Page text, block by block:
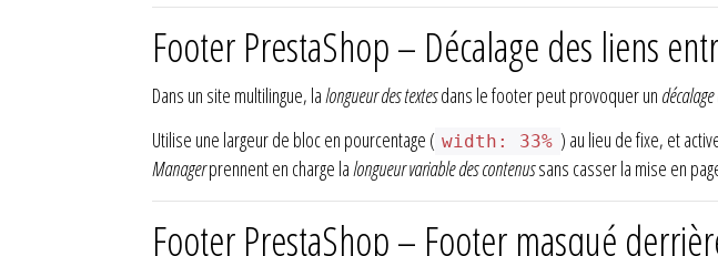
Footer PrestaShop – Décalage des liens
Dans un site multilingue, lalongueur des textesdans le footer peut provoquer un
Utilise une largeur de bloc en pourcentage ( width: 33% ) au lieu de fixe, et
Managerprennent en charge lalongueur variable des contenussans casser la mise en
Footer PrestaShop – Footer masqué